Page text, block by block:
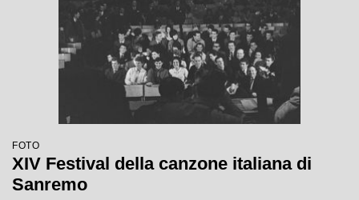
FOTO
XIV Festival della canzone italiana di
Sanremo